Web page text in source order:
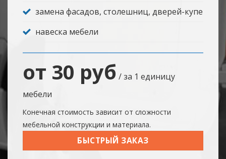
замена фасадов, столешниц, дверей-купе
навеска мебели
от 30 руб / за 1 единицу
мебели
Конечная стоимость зависит от сложности
мебельной конструкции и материала.
БЫСТРЫЙ ЗАКАЗ